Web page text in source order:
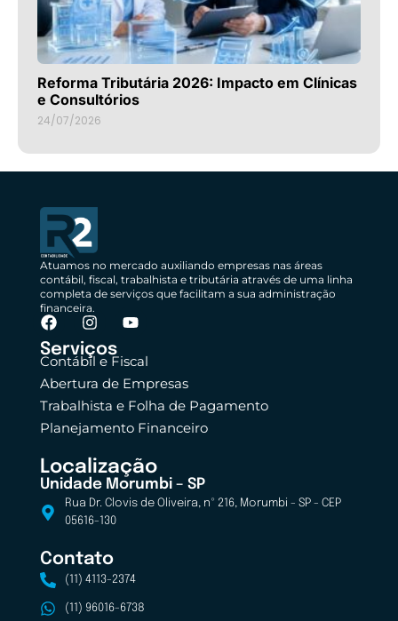
Reforma Tributária 2026: Impacto em Clínicas
e Consultórios
24/07/2026
Atuamos no mercado auxiliando empresas nas áreas
contábil, fiscal, trabalhista e tributária através de uma linha
completa de serviços que facilitam a sua administração
financeira.
Serviços
Contábil e Fiscal
Abertura de Empresas
Trabalhista e Folha de Pagamento
Planejamento Financeiro
Localização
Unidade Morumbi – SP
Rua Dr. Clovis de Oliveira, nº 216, Morumbi - SP - CEP
05616-130
Contato
(11) 4113-2374
(11) 96016-6738